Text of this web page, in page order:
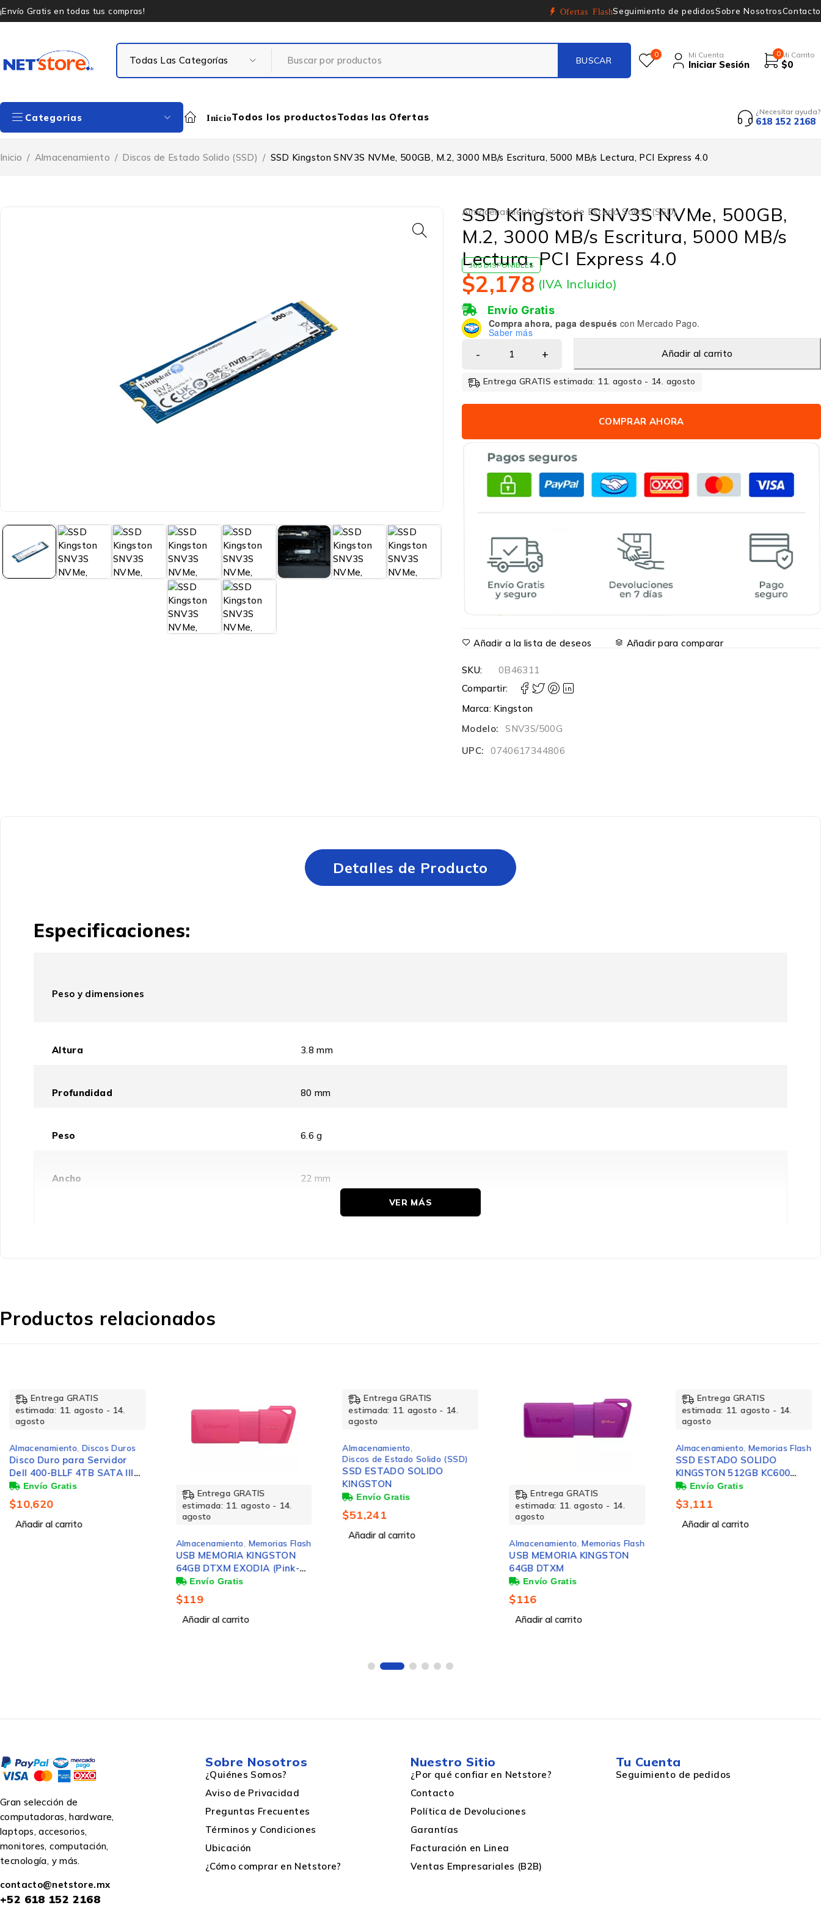
¡Envío Gratis en todas tus compras! Ofertas FlashSeguimiento de pedidosSobre NosotrosContacto
0 Mi Cuenta
Iniciar Sesión
0 Mi Carrito
$0
Categorias InicioTodos los productosTodas las Ofertas ¿Necesitar ayuda?
618 152 2168
Inicio / Almacenamiento / Discos de Estado Solido (SSD) / SSD Kingston SNV3S NVMe, 500GB, M.2, 3000 MB/s Escritura, 5000 MB/s Lectura, PCI Express 4.0
Almacenamiento,Discos de Estado Solido (SSD)
SSD Kingston SNV3S NVMe, 500GB,
M.2, 3000 MB/s Escritura, 5000 MB/s
Lectura, PCI Express 4.0
365 DISPONIBLES
$2,178 (IVA Incluido)
Envío Gratis
Compra ahora, paga después con Mercado Pago.
Saber más
Añadir al carrito
Entrega GRATIS estimada: 11. agosto - 14. agosto
COMPRAR AHORA
Añadir a la lista de deseos Añadir para comparar
SKU:
0B46311
Compartir:
Marca: Kingston
Modelo:
SNV3S/500G
UPC:
0740617344806
Detalles de Producto
Especificaciones:
Peso y dimensiones
Altura 3.8 mm
Profundidad 80 mm
Peso 6.6 g
Ancho 22 mm
Interfaz PCI Express 4.0
Capacidad
Desempeño
Componente para PC/computadora portátil
Tiempo medio entre fallos
VER MÁS
Productos relacionados
Entrega GRATIS
estimada: 11. agosto - 14.
agosto
Almacenamiento Discos Duros
Disco Duro para Servidor
Dell 400-BLLF 4TB SATA III
3.5'' 6Gbit/s ― Fabricado por
Socios de Dell
$10,620
Añadir al carrito
Entrega GRATIS
estimada: 11. agosto - 14.
agosto
Almacenamiento Memorias Flash
USB MEMORIA KINGSTON
64GB DTXM EXODIA (Pink-
Rosa)
$119
Añadir al carrito
Entrega GRATIS
estimada: 11. agosto - 14.
agosto
Almacenamiento
Discos de Estado Solido (SSD)
SSD ESTADO SOLIDO
KINGSTON
$51,241
Añadir al carrito
Entrega GRATIS
estimada: 11. agosto - 14.
agosto
Almacenamiento ,Memorias Flash
USB MEMORIA KINGSTON
64GB DTXM
$116
Añadir al carrito
Entrega GRATIS
estimada: 11. agosto - 14.
agosto
Almacenamiento ,Memorias Flash
SSD ESTADO SOLIDO
KINGSTON 512GB KC600
SATA3 2.5 SSD 7MM
$3,111
Añadir al carrito
Gran selección de
computadoras, hardware,
laptops, accesorios,
monitores, computación,
tecnología, y más.
contacto@netstore.mx
+52 618 152 2168
Sobre Nosotros
¿Quiénes Somos?
Aviso de Privacidad
Preguntas Frecuentes
Términos y Condiciones
Ubicación
¿Cómo comprar en Netstore?
Nuestro Sitio
¿Por qué confiar en Netstore?
Contacto
Política de Devoluciones
Garantías
Facturación en Linea
Ventas Empresariales (B2B)
Tu Cuenta
Seguimiento de pedidos